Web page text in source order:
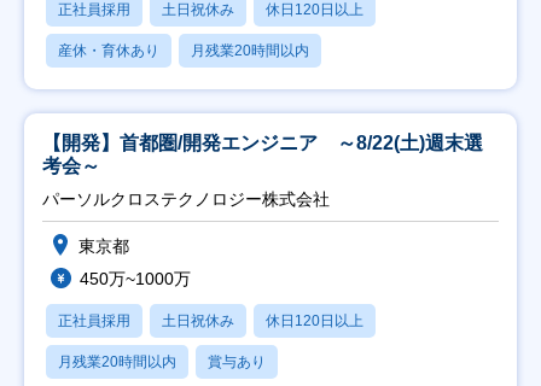
正社員採用 土日祝休み 休日120日以上
産休・育休あり 月残業20時間以内
【開発】首都圏/開発エンジニア ～8/22(土)週末選
考会～
パーソルクロステクノロジー株式会社
東京都
450万~1000万
正社員採用 土日祝休み 休日120日以上
月残業20時間以内 賞与あり